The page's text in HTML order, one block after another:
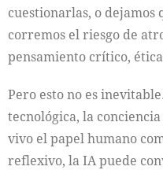
cuestionarlas, o dejamos
corremos el riesgo de
pensamiento crítico,
Pero esto no es
tecnológica, la
vivo el papel humano
reflexivo, la IA puede